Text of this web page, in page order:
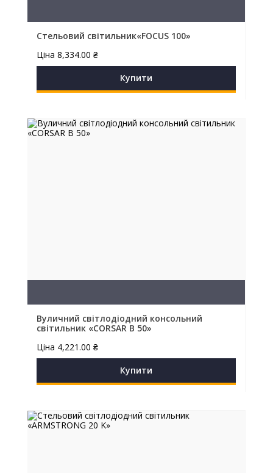
Стельовий світильник«FOCUS 100»
Ціна 8,334.00 ₴
Купити
Вуличний світлодіодний консольний
світильник «CORSAR B 50»
Ціна 4,221.00 ₴
Купити